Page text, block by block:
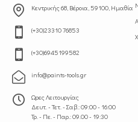
Κεντρικής 68, Βέροια, 59100, Ημαθία
(+30)23310 76853
(+30)6945199582
info@paints-tools.gr
Ωρες Λειτουργίας
Δευτ. - Τετ. - Σαβ.: 09:00 - 16:00
Τρ. - Πε. - Παρ.: 09.00 - 19:30